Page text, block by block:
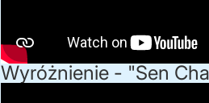
Wyróżnienie - "Sen